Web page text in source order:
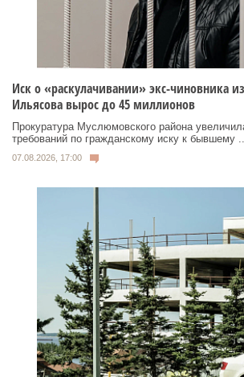
Иск о «раскулачивании» экс-чиновника
Ильясова вырос до 45 миллионов
Прокуратура Муслюмовского района
требований по гражданскому иску к бывшему
07.08.2026, 17:00